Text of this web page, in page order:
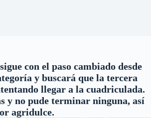
con el paso cambiado desde
y buscará que la tercera
llegar a la cuadriculada.
y no pude terminar ninguna, así
agridulce.